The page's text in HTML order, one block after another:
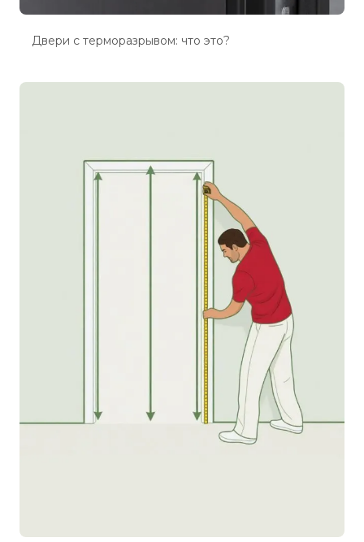
Двери с терморазрывом: что это?